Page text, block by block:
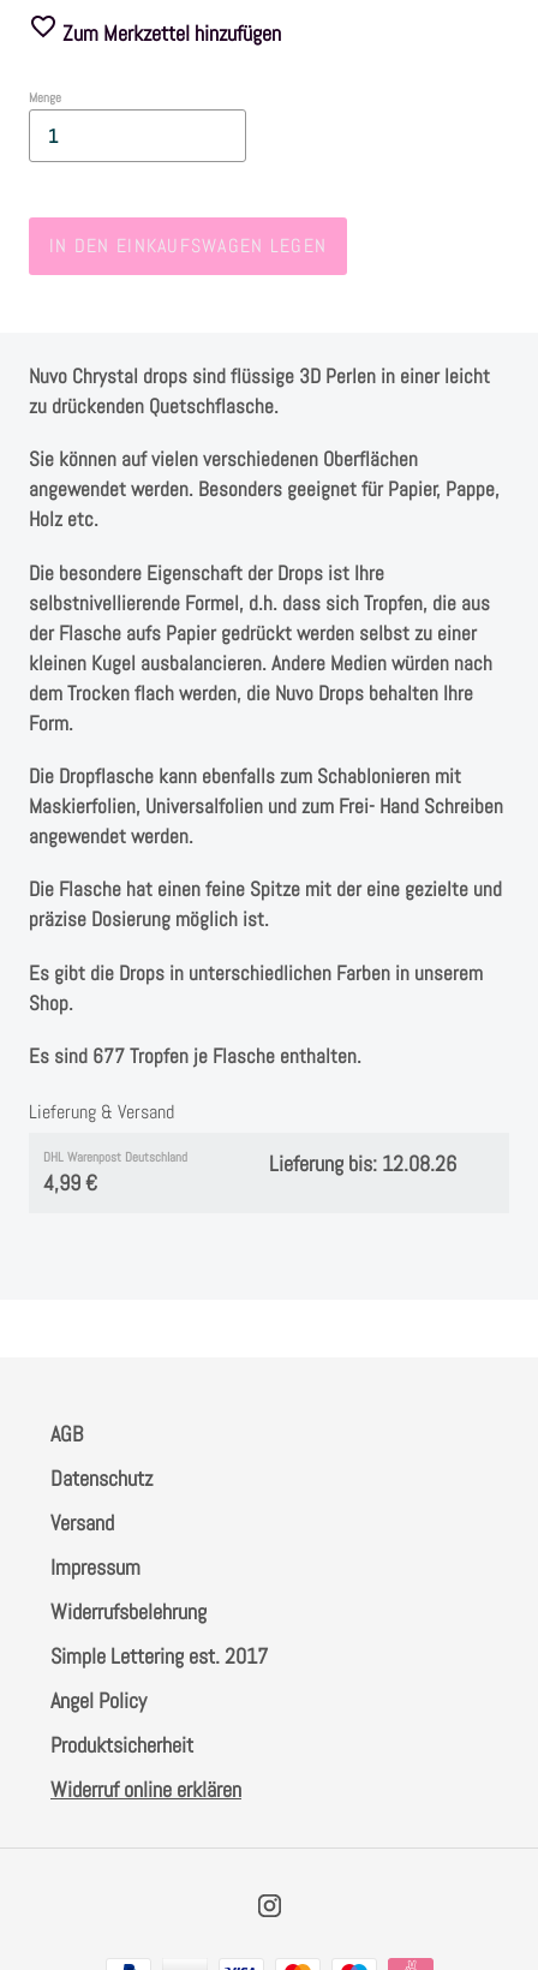
Frühling/Ostern
Herbst
Weihnachten
Zum Merkzettel hinzufügen
Menge
IN DEN EINKAUFSWAGEN LEGEN
Nuvo Chrystal drops sind flüssige 3D Perlen in einer leicht
zu drückenden Quetschflasche.
Sie können auf vielen verschiedenen Oberflächen
angewendet werden. Besonders geeignet für Papier, Pappe,
Holz etc.
Die besondere Eigenschaft der Drops ist Ihre
selbstnivellierende Formel, d.h. dass sich Tropfen, die aus
der Flasche aufs Papier gedrückt werden selbst zu einer
kleinen Kugel ausbalancieren. Andere Medien würden nach
dem Trocken flach werden, die Nuvo Drops behalten Ihre
Form.
Die Dropflasche kann ebenfalls zum Schablonieren mit
Maskierfolien, Universalfolien und zum Frei- Hand Schreiben
angewendet werden.
Die Flasche hat einen feine Spitze mit der eine gezielte und
präzise Dosierung möglich ist.
Es gibt die Drops in unterschiedlichen Farben in unserem
Shop.
Es sind 677 Tropfen je Flasche enthalten.
Lieferung & Versand
DHL Warenpost Deutschland
4,99 €
Lieferung bis: 12.08.26
AGB
Datenschutz
Versand
Impressum
Widerrufsbelehrung
Simple Lettering est. 2017
Angel Policy
Produktsicherheit
Widerruf online erklären